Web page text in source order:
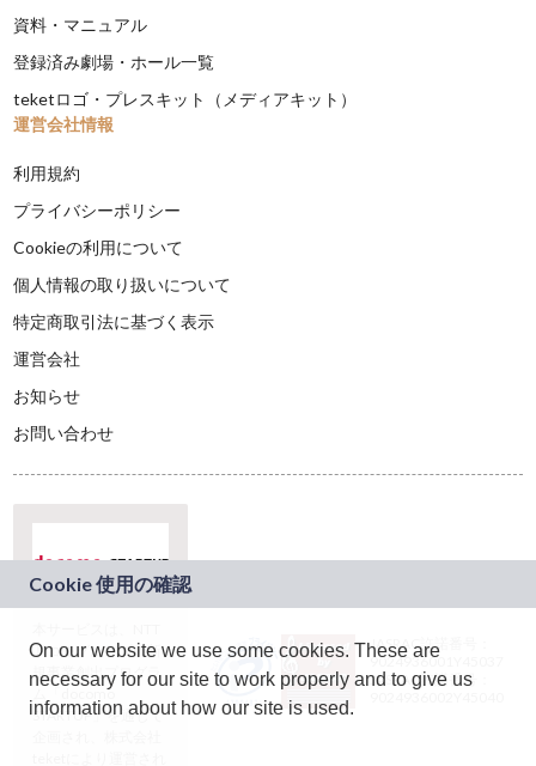
資料・マニュアル
登録済み劇場・ホール一覧
teketロゴ・プレスキット（メディアキット）
運営会社情報
利用規約
プライバシーポリシー
Cookieの利用について
個人情報の取り扱いについて
特定商取引法に基づく表示
運営会社
お知らせ
お問い合わせ
ドコモグループの新
規事業創出プログラ
ム「docomo
STARTUP」を通じて
JASRAC許諾番号：
9024936001Y45037
JASRAC許諾番号：
On our website we use some cookies. These are
necessary for our site to work properly and to give us
information about how our site is used.